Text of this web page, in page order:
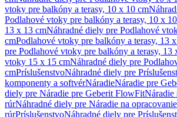
vtoky pre balkóny a terasy, 10 x 10 cm
Podlahové vtoky pre balkóny a terasy, 10 x
13 x 13 cmNáhradné diely pre Podlahové
cmPodlahové vtoky pre balkóny a terasy, 13
pre Podlahové vtoky pre balkóny a terasy, 13
vtoky 15 x 15 cmNáhradné diely pre
cmPríslušenstvoNáhradné diely pre
komponenty a softvérNáradieNáradie pre
diely pre Náradie pre Geberit FlowFitNáradie
rúrNáhradné diely pre Náradie na opracovanie
rúrPríslušenstvoNáhradné diely pre